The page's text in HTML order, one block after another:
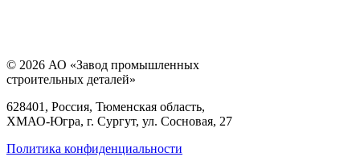
© 2026 АО «Завод промышленных
строительных деталей»
628401, Россия, Тюменская область,
ХМАО-Югра, г. Сургут, ул. Сосновая, 27
Политика конфиденциальности